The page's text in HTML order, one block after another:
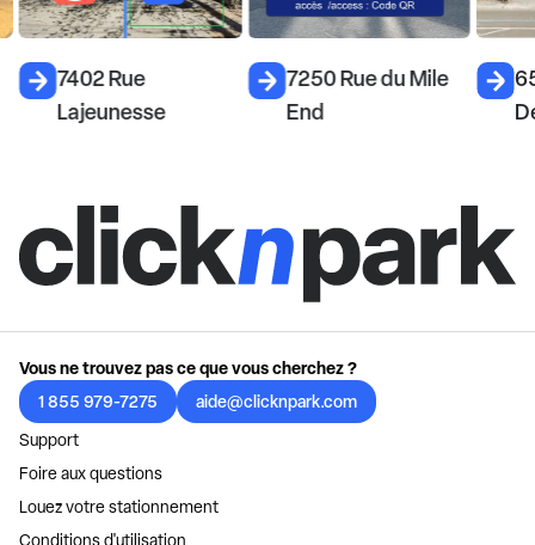
7402 Rue
Lajeunesse
7250 Rue du Mile
End
Vous ne trouvez pas ce que vous cherchez ?
1 855 979-7275
aide@clicknpark.com
Support
Foire aux questions
Louez votre stationnement
Conditions d'utilisation